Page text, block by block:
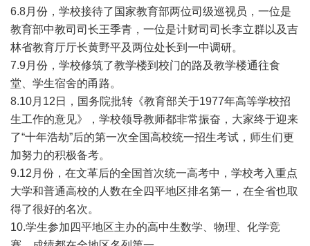
6.8月份，学校接待了国家教育部两位司级巡视员，一位是
教育部中教司司长王季青，一位是计财司司长李立群以及吉
林省教育厅厅长黄野平及两位处长到一中调研。
7.9月份，学校修筑了教学楼到校门的路及教学楼通往食
堂、学生宿舍的甬路。
8.10月12日，国务院批转《教育部关于1977年高等学校招
生工作的意见》，学校领导教师都非常振奋，大家终于迎来
了“十年浩劫”后的第一次全国高校统一招生考试，师生们更
加努力的积极备考。
9.12月份，在文革后的全国首次统一高考中，学校考入重点
大学和普通高校的人数在全四平地区排名第一，在全省也取
得了很好的名次。
10.学生参加四平地区主办的高中生数学、物理、化学竞